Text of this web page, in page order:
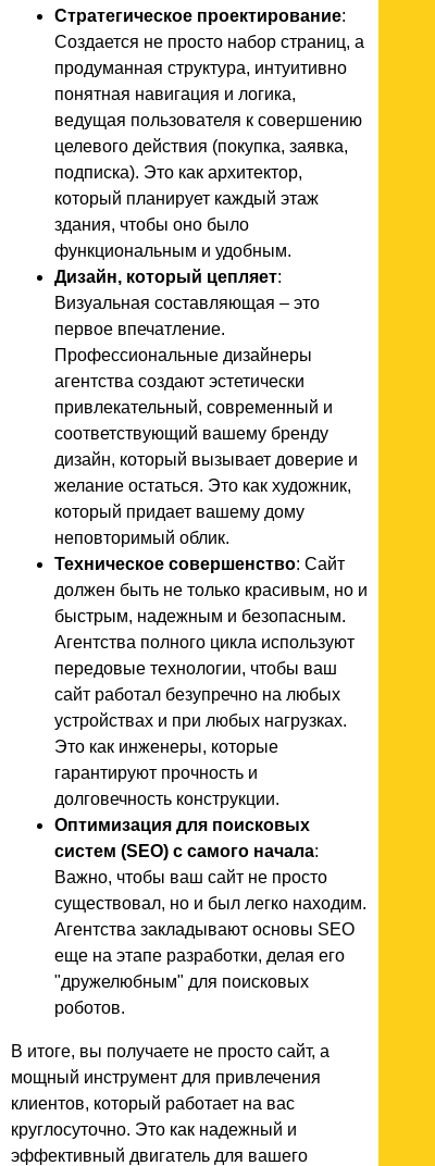
Стратегическое проектирование:
Создается не просто набор страниц, а
продуманная структура, интуитивно
понятная навигация и логика,
ведущая пользователя к совершению
целевого действия (покупка, заявка,
подписка). Это как архитектор,
который планирует каждый этаж
здания, чтобы оно было
функциональным и удобным.
Дизайн, который цепляет:
Визуальная составляющая – это
первое впечатление.
Профессиональные дизайнеры
агентства создают эстетически
привлекательный, современный и
соответствующий вашему бренду
дизайн, который вызывает доверие и
желание остаться. Это как художник,
который придает вашему дому
неповторимый облик.
Техническое совершенство: Сайт
должен быть не только красивым, но и
быстрым, надежным и безопасным.
Агентства полного цикла используют
передовые технологии, чтобы ваш
сайт работал безупречно на любых
устройствах и при любых нагрузках.
Это как инженеры, которые
гарантируют прочность и
долговечность конструкции.
Оптимизация для поисковых
систем (SEO) с самого начала:
Важно, чтобы ваш сайт не просто
существовал, но и был легко находим.
Агентства закладывают основы SEO
еще на этапе разработки, делая его
"дружелюбным" для поисковых
роботов.
В итоге, вы получаете не просто сайт, а
мощный инструмент для привлечения
клиентов, который работает на вас
круглосуточно. Это как надежный и
эффективный двигатель для вашего